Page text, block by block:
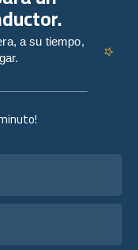
a su tiempo,